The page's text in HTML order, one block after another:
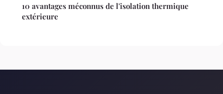
10 avantages méconnus de l'isolation thermique
extérieure